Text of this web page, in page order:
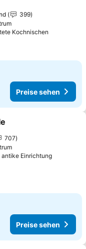
399
Kochnischen
Preise sehen
hinzufügen
707
antike Einrichtung
Preise sehen